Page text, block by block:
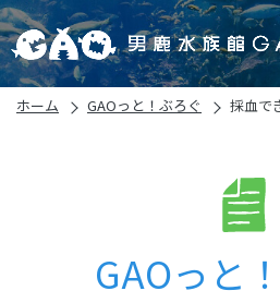
ホーム GAOっと！ぶろぐ 採血で
GAOっと